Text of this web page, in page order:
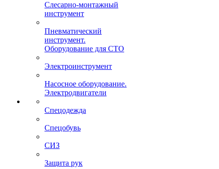
Слесарно-монтажный
инструмент
Пневматический
инструмент.
Оборудование для СТО
Электроинструмент
Насосное оборудование.
Электродвигатели
Спецодежда
Спецобувь
СИЗ
Защита рук